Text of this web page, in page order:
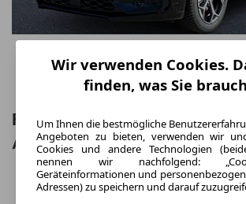
Ford Puma ST-Line❗TZ-
AKTION❗SOFORT❗
Wir verwenden Cookies.
finden, was Sie
Um Ihnen die bestmögliche
Angeboten zu bieten, verwenden wir
Cookies und andere Technologien
nennen wir nachfolgend:
Geräteinformationen und
Adressen) zu speichern und darauf